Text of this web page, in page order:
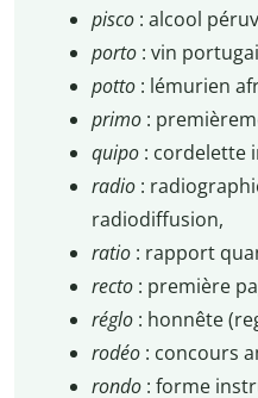
pisco : alcool
porto : vin
potto : lémurien
primo :
quipo : cordelette
radio :
radiodiffusion,
ratio : rapport
recto : première
réglo : honnête
rodéo : concours
rondo : forme